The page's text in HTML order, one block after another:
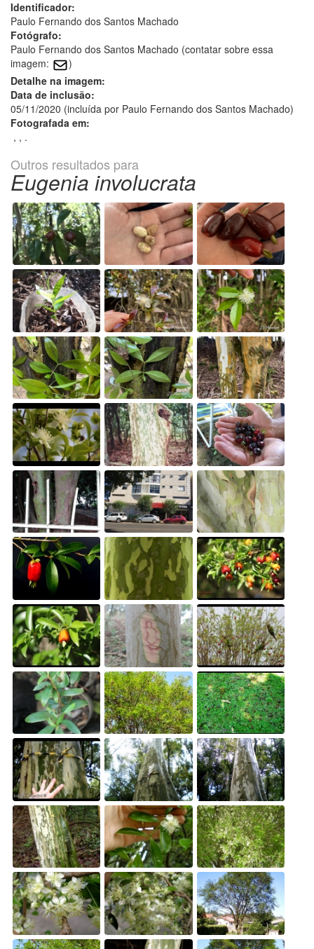
Identificador:
Paulo Fernando dos Santos Machado
Fotógrafo:
Paulo Fernando dos Santos Machado (contatar sobre essa
imagem:
)
Detalhe na imagem:
Data de inclusão:
05/11/2020 (incluída por Paulo Fernando dos Santos Machado)
Fotografada em:
, , .
Outros resultados para
Eugenia involucrata